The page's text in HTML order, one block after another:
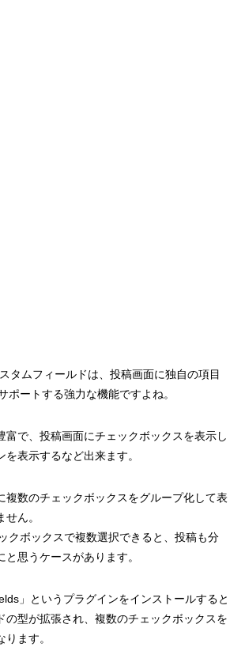
タムフィールドは、投稿画面に独自の項目
ポートする強力な機能ですよね。
富で、投稿画面にチェックボックスを表示し
表示するなど出来ます。
複数のチェックボックスをグループ化して表
ん。
クボックスで複数選択できると、投稿も分
思うケースがあります。
」というプラグインをインストールすると
の型が拡張され、複数のチェックボックスを
ます。